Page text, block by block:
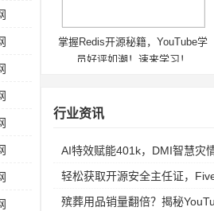
掌握Redis开源秘籍，YouTube学
员好评如潮！速来学习！
行业资讯
AI特效赋能401k，DMI智慧灾
轻松获取开源安全主任证，
殡葬用品销量翻倍？揭秘